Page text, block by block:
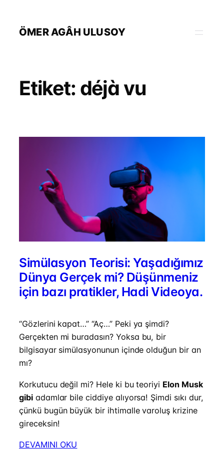
ÖMER AGÂH ULUSOY
Etiket: déjà vu
Simülasyon Teorisi: Yaşadığımız
Dünya Gerçek mi? Düşünmeniz
için bazı pratikler, Hadi Videoya.
“Gözlerini kapat…” “Aç…” Peki ya şimdi?
Gerçekten mi buradasın? Yoksa bu, bir
bilgisayar simülasyonunun içinde olduğun bir an
mı?
Korkutucu değil mi? Hele ki bu teoriyi Elon Musk
gibiadamlar bile ciddiye alıyorsa! Şimdi sıkı dur,
çünkü bugün büyük bir ihtimalle varoluş krizine
gireceksin!
DEVAMINI OKU